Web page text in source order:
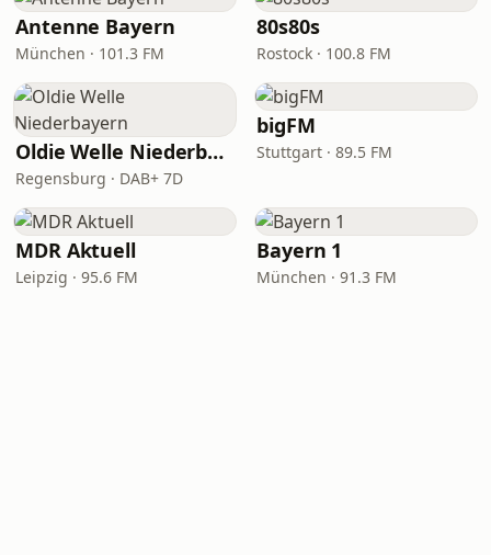
Antenne Bayern
München · 101.3 FM
80s80s
Rostock · 100.8 FM
Oldie Welle Niederbayern
Regensburg · DAB+ 7D
bigFM
Stuttgart · 89.5 FM
MDR Aktuell
Leipzig · 95.6 FM
Bayern 1
München · 91.3 FM